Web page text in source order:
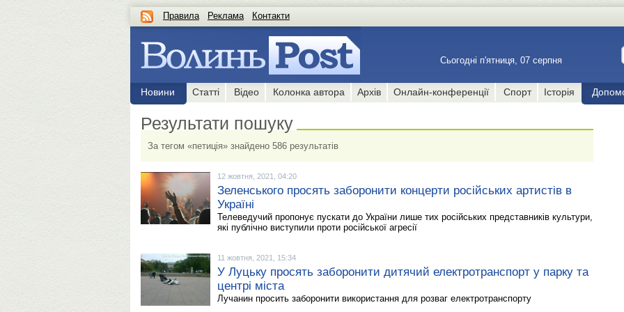
Правила Реклама Контакти
Сьогодні п'ятниця, 07 серпня
Новини Статті Відео Колонка автора Архів Онлайн-конференції Спорт Історія
Результати пошуку
За тегом «петиція» знайдено 586 результатів
12 жовтня, 2021, 04:20
Зеленського просять заборонити концерти російських артистів в
Україні
Телеведучий пропонує пускати до України лише тих російських представників культури,
які публічно виступили проти російської агресії
11 жовтня, 2021, 15:34
У Луцьку просять заборонити дитячий електротранспорт у парку та
центрі міста
Лучанин просить заборонити використання для розваг електротранспорту